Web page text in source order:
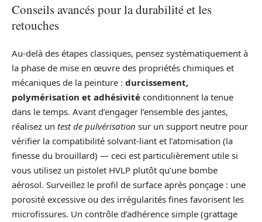
Conseils avancés pour la durabilité et les
retouches
Au-delà des étapes classiques, pensez systématiquement à
la phase de mise en œuvre des propriétés chimiques et
mécaniques de la peinture : durcissement,
polymérisation et adhésivité conditionnent la tenue
dans le temps. Avant d’engager l’ensemble des jantes,
réalisez un test de pulvérisation sur un support neutre pour
vérifier la compatibilité solvant-liant et l’atomisation (la
finesse du brouillard) — ceci est particulièrement utile si
vous utilisez un pistolet HVLP plutôt qu’une bombe
aérosol. Surveillez le profil de surface après ponçage : une
porosité excessive ou des irrégularités fines favorisent les
microfissures. Un contrôle d’adhérence simple (grattage